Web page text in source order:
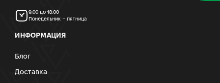
9:00 до 18:00
Понедельник – пятница
ИНФОРМАЦИЯ
Блог
Доставка